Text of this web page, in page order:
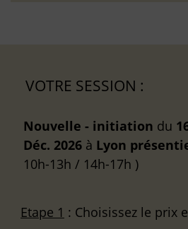
VOTRE SESSION :
Nouvelle - initiation du
Déc. 2026 à Lyon
10h-13h / 14h-17h )
Etape 1 : Choisissez le prix